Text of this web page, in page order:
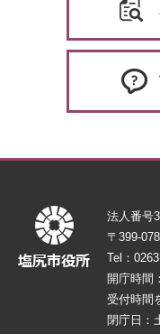
法人番号
〒399-
Tel：
開庁時間
受付時間
閉庁日：